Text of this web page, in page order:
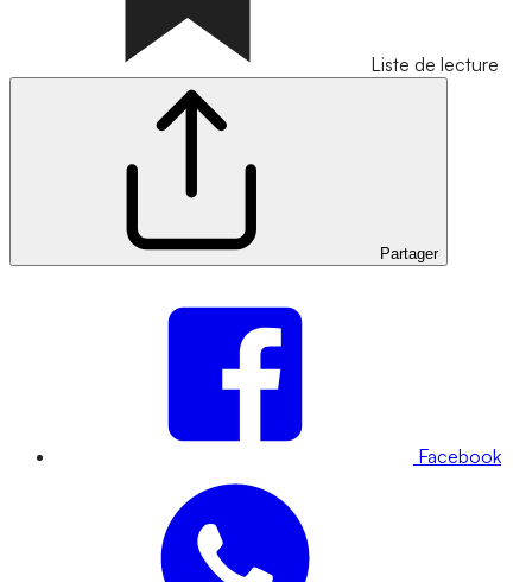
Liste de lecture
Partager
Facebook